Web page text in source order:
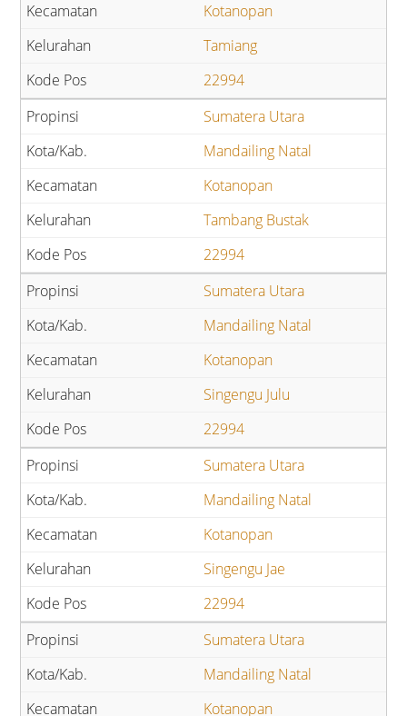
Kotanopan
Tamiang
22994
Sumatera Utara
Mandailing Natal
Kotanopan
Tambang Bustak
22994
Sumatera Utara
Mandailing Natal
Kotanopan
Singengu Julu
22994
Sumatera Utara
Mandailing Natal
Kotanopan
Singengu Jae
22994
Sumatera Utara
Mandailing Natal
Kotanopan